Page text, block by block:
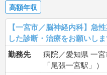
高額年収
【一宮市／脳神経内科】急
した診断・治療をお願いしま
勤務先
病院／愛知県 一
「尾張一宮駅」）